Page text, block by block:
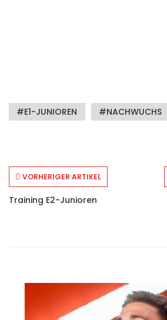
E1-JUNIOREN NACHWUCHS
VORHERIGER ARTIKEL
Training E2-Junioren